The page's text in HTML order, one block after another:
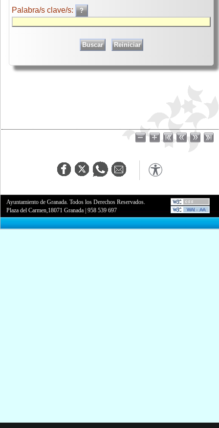
Palabra/s clave/s:
Ayuntamiento de Granada. Todos los Derechos Reservados.
Plaza del Carmen,18071 Granada |958 539 697